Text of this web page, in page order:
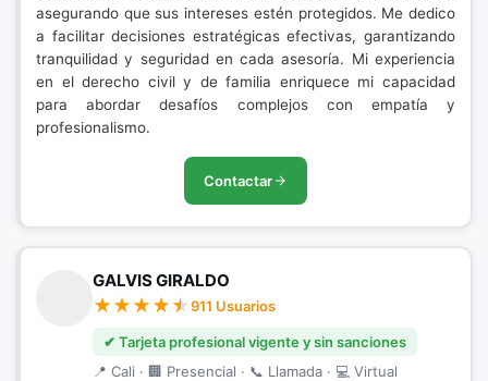
asegurando que sus intereses estén protegidos. Me dedico
a facilitar decisiones estratégicas efectivas, garantizando
tranquilidad y seguridad en cada asesoría. Mi experiencia
en el derecho civil y de familia enriquece mi capacidad
para abordar desafíos complejos con empatía y
profesionalismo.
Contactar
GALVIS GIRALDO
911 Usuarios
✔ Tarjeta profesional vigente y sin sanciones
📍 Cali · 🏢 Presencial · 📞 Llamada · 💻 Virtual